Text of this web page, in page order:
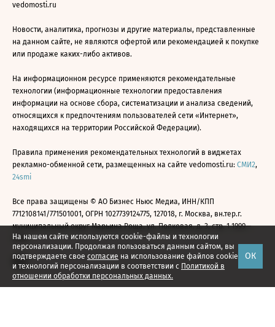
На нашем сайте используются cookie-файлы и технологии
персонализации. Продолжая пользоваться данным сайтом, вы
подтверждаете свое согласие на использование файлов cookie
и технологий персонализации в соответствии с Политикой в
отношении обработки персональных данных.
ОК
vedomosti.ru
Новости, аналитика, прогнозы и другие материалы, представленные
на данном сайте, не являются офертой или рекомендацией к покупке
или продаже каких-либо активов.
На информационном ресурсе применяются рекомендательные
технологии (информационные технологии предоставления
информации на основе сбора, систематизации и анализа сведений,
относящихся к предпочтениям пользователей сети «Интернет»,
находящихся на территории Российской Федерации).
Правила применения рекомендательных технологий в виджетах
рекламно-обменной сети, размещенных на сайте vedomosti.ru: СМИ2,
24smi
Все права защищены © АО Бизнес Ньюс Медиа, ИНН/КПП
7712108141/771501001, ОГРН 1027739124775, 127018, г. Москва, вн.тер.г.
муниципальный округ Марьина Роща, ул. Полковая, д. 3, стр. 1 1999—
2026